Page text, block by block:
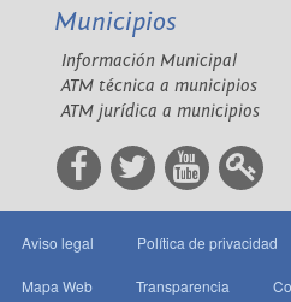
Municipios
Información Municipal
ATM técnica a municipios
ATM jurídica a municipios
Aviso legal Política de privacidad
Mapa Web Transparencia